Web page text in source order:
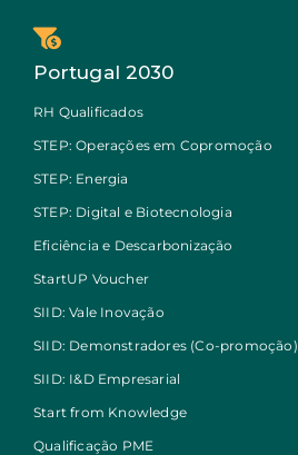
Portugal 2030
RH Qualificados
STEP: Operações em Copromoção
STEP: Energia
STEP: Digital e Biotecnologia
Eficiência e Descarbonização
StartUP Voucher
SIID: Vale Inovação
SIID: Demonstradores (Co-promoção)
SIID: I&D Empresarial
Start from Knowledge
Qualificação PME